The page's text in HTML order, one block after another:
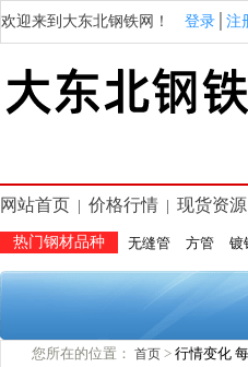
欢迎来到大东北钢铁网！ 登录 注
网站首页 价格行情 现货资源
热门钢材品种 无缝管 方管 镀
您所在的位置： 首页 > 行情变化